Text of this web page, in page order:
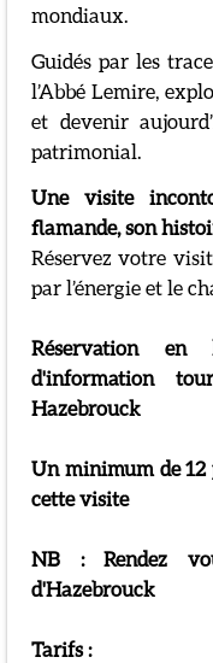
mondiaux.
Guidés par les
l’Abbé Lemire,
et devenir
patrimonial.
Une visite
flamande, son
Réservez votre
par l’énergie et le
Réservation
d'information
Hazebrouck
Un minimum de 12
cette visite
NB : Rendez
d'Hazebrouck
Tarifs :